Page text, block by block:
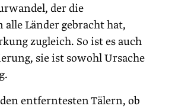
der die
Länder gebracht hat,
zugleich. So ist es auch
sie ist sowohl Ursache
entferntesten Tälern, ob